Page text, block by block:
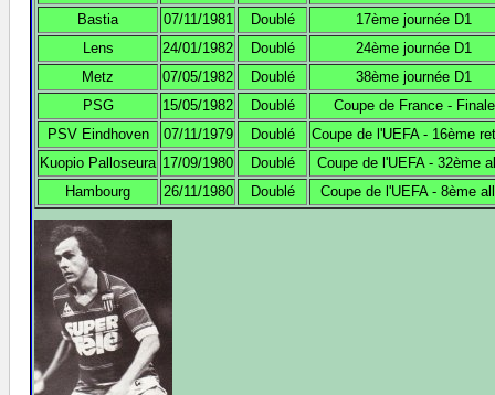
Bastia
07/11/1981 Doublé
17ème journée D1
Lens
24/01/1982 Doublé
24ème journée D1
Metz
07/05/1982 Doublé
38ème journée D1
PSG
15/05/1982 Doublé
Coupe de France - Finale
PSV Eindhoven
07/11/1979 Doublé
Coupe de l'UEFA - 16ème
Kuopio Palloseura 17/09/1980 Doublé
Coupe de l'UEFA - 32ème
Hambourg
26/11/1980 Doublé Coupe de l'UEFA - 8ème